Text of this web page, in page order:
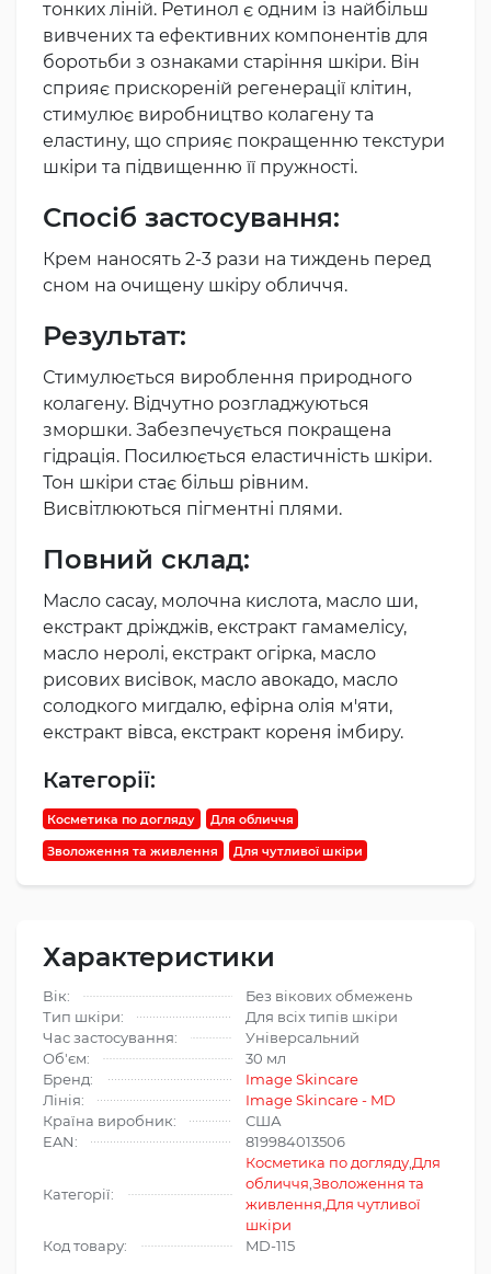
тонких ліній. Ретинол є одним із найбільш
вивчених та ефективних компонентів для
боротьби з ознаками старіння шкіри. Він
сприяє прискореній регенерації клітин,
стимулює виробництво колагену та
еластину, що сприяє покращенню текстури
шкіри та підвищенню її пружності.
Спосіб застосування:
Крем наносять 2-3 рази на тиждень перед
сном на очищену шкіру обличчя.
Результат:
Стимулюється вироблення природного
колагену. Відчутно розгладжуються
зморшки. Забезпечується покращена
гідрація. Посилюється еластичність шкіри.
Тон шкіри стає більш рівним.
Висвітлюються пігментні плями.
Повний склад:
Масло сacay, молочна кислота, масло ши,
екстракт дріжджів, екстракт гамамелісу,
масло неролі, екстракт огірка, масло
рисових висівок, масло авокадо, масло
солодкого мигдалю, ефірна олія м'яти,
екстракт вівса, екстракт кореня імбиру.
Категорії:
Косметика по догляду Для обличчя
Зволоження та живлення Для чутливої шкіри
Характеристики
Вік:
Без вікових обмежень
Тип шкіри:
Для всіх типів шкіри
Час застосування:
Універсальний
Об'єм:
30 мл
Бренд:
Image Skincare
Лінія:
Image Skincare - MD
Країна виробник:
США
EAN:
819984013506
Категорії:
Косметика по догляду,Для
обличчя,Зволоження та
живлення,Для чутливої
шкіри
Код товару:
MD-115